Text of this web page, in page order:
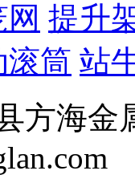
提升
滚筒 站
方海金